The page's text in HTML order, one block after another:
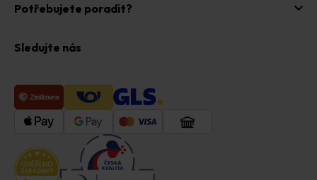
Potřebujete poradit?
Sledujte nás